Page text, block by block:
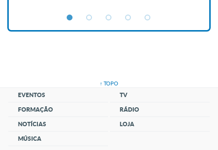
↑ TOPO
EVENTOS
FORMAÇÃO
NOTÍCIAS
MÚSICA
TV
RÁDIO
LOJA